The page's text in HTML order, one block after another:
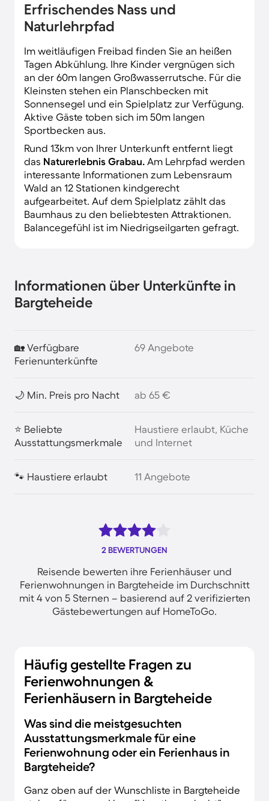
Erfrischendes Nass und
Naturlehrpfad
Im weitläufigen Freibad finden Sie an heißen
Tagen Abkühlung. Ihre Kinder vergnügen sich
an der 60m langen Großwasserrutsche. Für die
Kleinsten stehen ein Planschbecken mit
Sonnensegel und ein Spielplatz zur Verfügung.
Aktive Gäste toben sich im 50m langen
Sportbecken aus.
Rund 13km von Ihrer Unterkunft entfernt liegt
das Naturerlebnis Grabau. Am Lehrpfad werden
interessante Informationen zum Lebensraum
Wald an 12 Stationen kindgerecht
aufgearbeitet. Auf dem Spielplatz zählt das
Baumhaus zu den beliebtesten Attraktionen.
Balancegefühl ist im Niedrigseilgarten gefragt.
Informationen über Unterkünfte in
Bargteheide
🏡 Verfügbare
Ferienunterkünfte
69 Angebote
🌙 Min. Preis pro Nacht ab 65 €
⭐ Beliebte
Ausstattungsmerkmale
Haustiere erlaubt, Küche
und Internet
🐾 Haustiere erlaubt 11 Angebote
2 BEWERTUNGEN
Reisende bewerten ihre Ferienhäuser und
Ferienwohnungen in Bargteheide im Durchschnitt
mit 4 von 5 Sternen – basierend auf 2 verifizierten
Gästebewertungen auf HomeToGo.
Häufig gestellte Fragen zu
Ferienwohnungen &
Ferienhäusern in Bargteheide
Was sind die meistgesuchten
Ausstattungsmerkmale für eine
Ferienwohnung oder ein Ferienhaus in
Bargteheide?
Ganz oben auf der Wunschliste in Bargteheide